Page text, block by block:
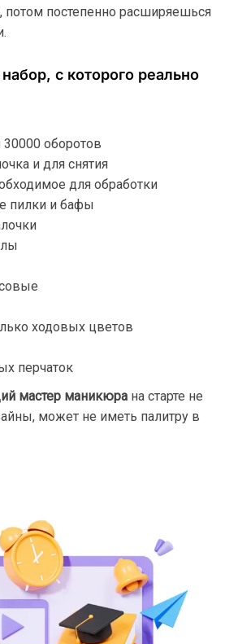
постепенно расширяешься
с которого реально
оборотов
и для снятия
для обработки
пилки и бафы
ходовых цветов
перчаток
мастер маникюра на старте не
может не иметь палитру в